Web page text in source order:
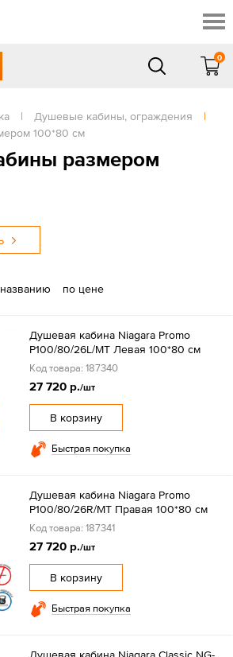
0
| Душевые кабины, ограждения
|
100*80 см
размером
по цене
Душевая кабина Niagara Promo
P100/80/26L/MT Левая 100*80 см
Код товара: 187340
27 720 р./шт
В корзину
Быстрая покупка
Душевая кабина Niagara Promo
P100/80/26R/MT Правая 100*80 см
Код товара: 187341
27 720 р./шт
В корзину
Быстрая покупка